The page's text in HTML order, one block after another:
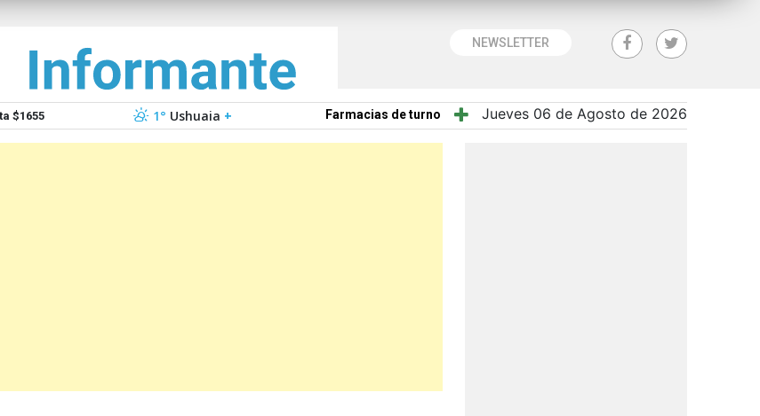
NEWSLETTER
$1655 1° Ushuaia + Farmacias de turno Jueves 06 de Agosto de 2026